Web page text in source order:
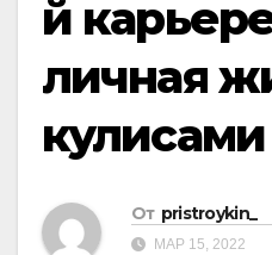
й
личная
От pristroykin_
МАР 15, 2022